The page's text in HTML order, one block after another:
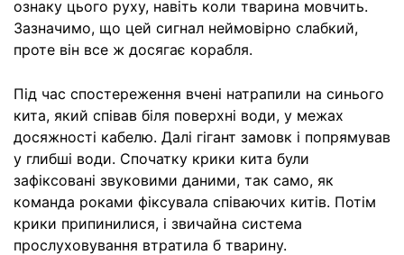
ознаку цього руху, навіть коли тварина мовчить.
Зазначимо, що цей сигнал неймовірно слабкий,
проте він все ж досягає корабля.
Під час спостереження вчені натрапили на синього
кита, який співав біля поверхні води, у межах
досяжності кабелю. Далі гігант замовк і попрямував
у глибші води. Спочатку крики кита були
зафіксовані звуковими даними, так само, як
команда роками фіксувала співаючих китів. Потім
крики припинилися, і звичайна система
прослуховування втратила б тварину.